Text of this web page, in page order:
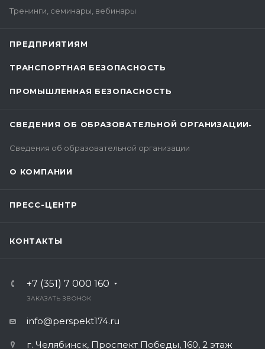
Тренинги, семинары, вебинары
ПРЕДПРИЯТИЯМ
ТРАНСПОРТНАЯ БЕЗОПАСНОСТЬ
ПРОМЫШЛЕННАЯ БЕЗОПАСНОСТЬ
СВЕДЕНИЯ ОБ ОБРАЗОВАТЕЛЬНОЙ ОРГАНИЗАЦИИ
Сведения об образовательной организации
О КОМПАНИИ
ПРЕСС-ЦЕНТР
КОНТАКТЫ
+7 (351) 7 000 160
ЗАКАЗАТЬ ЗВОНОК
info@perspekt174.ru
г. Челябинск, Проспект Победы, 160, 2 этаж